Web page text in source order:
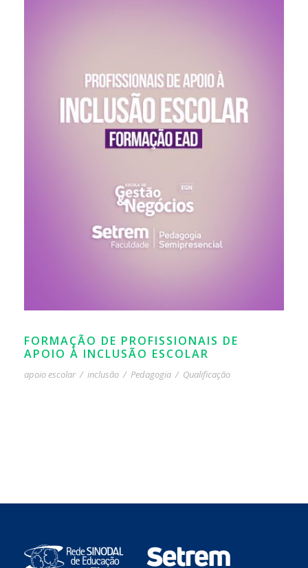
FORMAÇÃO DE PROFISSIONAIS DE
APOIO À INCLUSÃO ESCOLAR
apoio escolar / inclusão / Pedagogia / Qualificação